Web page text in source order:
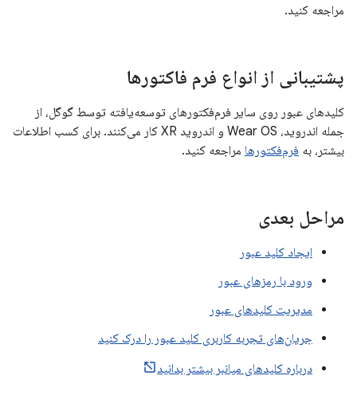
مراجعه کنید.
پشتیبانی از انواع فرم فاکتورها
کلیدهای عبور روی سایر فرم‌فکتورهای توسعه‌یافته توسط گوگل، از
جمله اندروید، Wear OS و اندروید XR کار می‌کنند. برای کسب اطلاعات
بیشتر، به فرم‌فکتورها مراجعه کنید.
مراحل بعدی
ایجاد کلید عبور
ورود با رمزهای عبور
مدیریت کلیدهای عبور
جریان‌های تجربه کاربری کلید عبور را درک کنید
درباره کلیدهای میانبر بیشتر بدانید